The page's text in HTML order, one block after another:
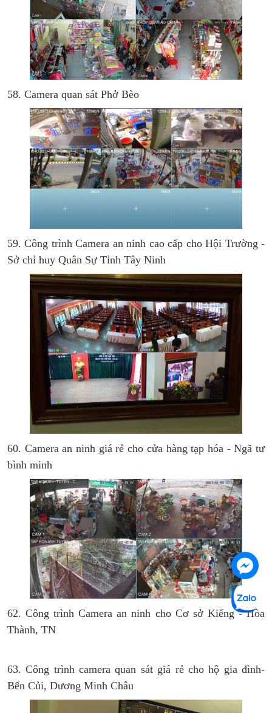
58. Camera quan sát Phở Bèo
59. Công trình Camera an ninh cao cấp cho Hội Trường -
Sở chỉ huy Quân Sự Tỉnh Tây Ninh
60. Camera an ninh giá rẻ cho cửa hàng tạp hóa - Ngã tư
bình minh
62. Công trình Camera an ninh cho Cơ sở Kiếng - Hòa
Thành, TN
63. Công trình camera quan sát giá rẻ cho hộ gia đình-
Bến Củi, Dương Minh Châu